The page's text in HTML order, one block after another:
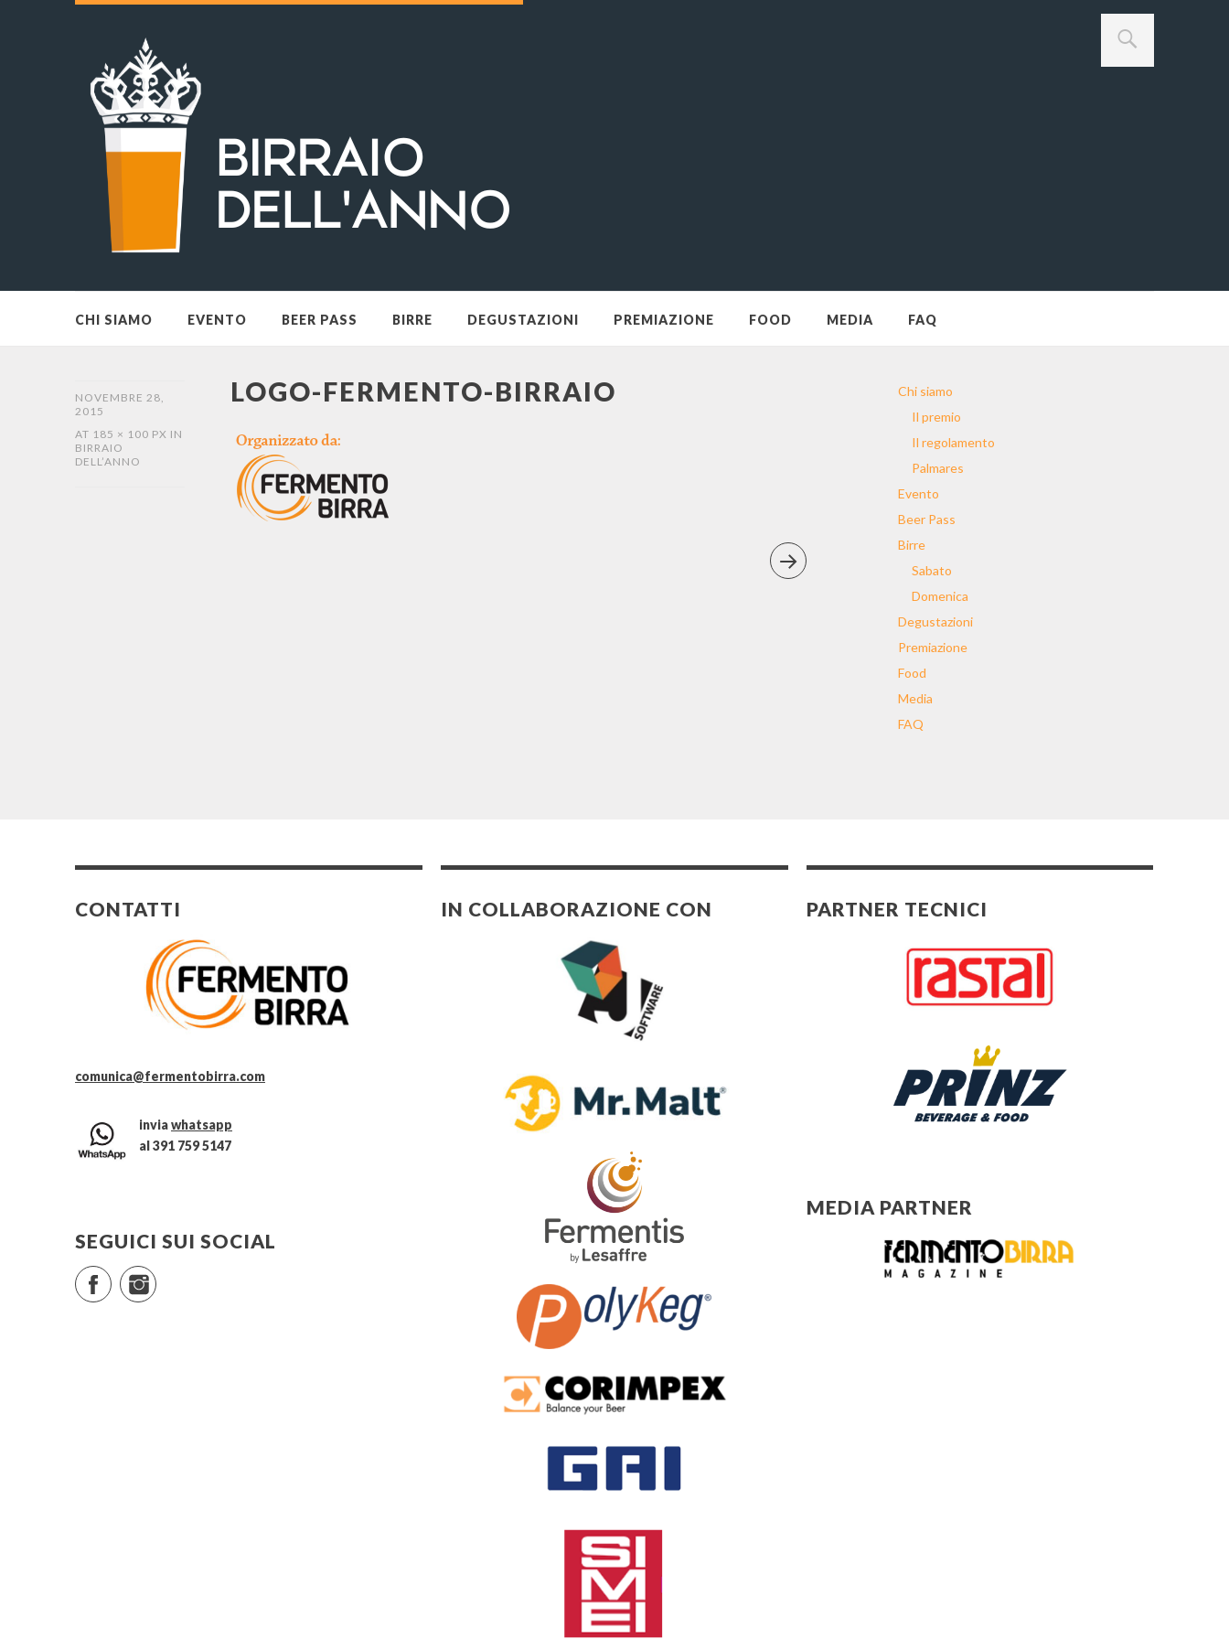
CHI SIAMO EVENTO BEER PASS BIRRE DEGUSTAZIONI PREMIAZIONE FOOD MEDIA FAQ
NOVEMBRE 28,
2015
AT 185 × 100 PX IN
BIRRAIO
DELL’ANNO
LOGO-FERMENTO-BIRRAIO
Chi siamo
Il premio
Il regolamento
Palmares
Evento
Beer Pass
Birre
Sabato
Domenica
Degustazioni
Premiazione
Food
Media
FAQ
CONTATTI
comunica@fermentobirra.com
inviawhatsapp
al 391 759 5147
SEGUICI SUI SOCIAL
FacebookInstagram
IN COLLABORAZIONE CON PARTNER TECNICI
MEDIA PARTNER